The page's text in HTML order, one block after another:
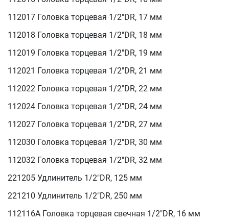
112017 Головка торцевая 1/2"DR, 17 мм
112018 Головка торцевая 1/2"DR, 18 мм
112019 Головка торцевая 1/2"DR, 19 мм
112021 Головка торцевая 1/2"DR, 21 мм
112022 Головка торцевая 1/2"DR, 22 мм
112024 Головка торцевая 1/2"DR, 24 мм
112027 Головка торцевая 1/2"DR, 27 мм
112030 Головка торцевая 1/2"DR, 30 мм
112032 Головка торцевая 1/2"DR, 32 мм
221205 Удлинитель 1/2"DR, 125 мм
221210 Удлинитель 1/2"DR, 250 мм
112116A Головка торцевая свечная 1/2"DR, 16 мм